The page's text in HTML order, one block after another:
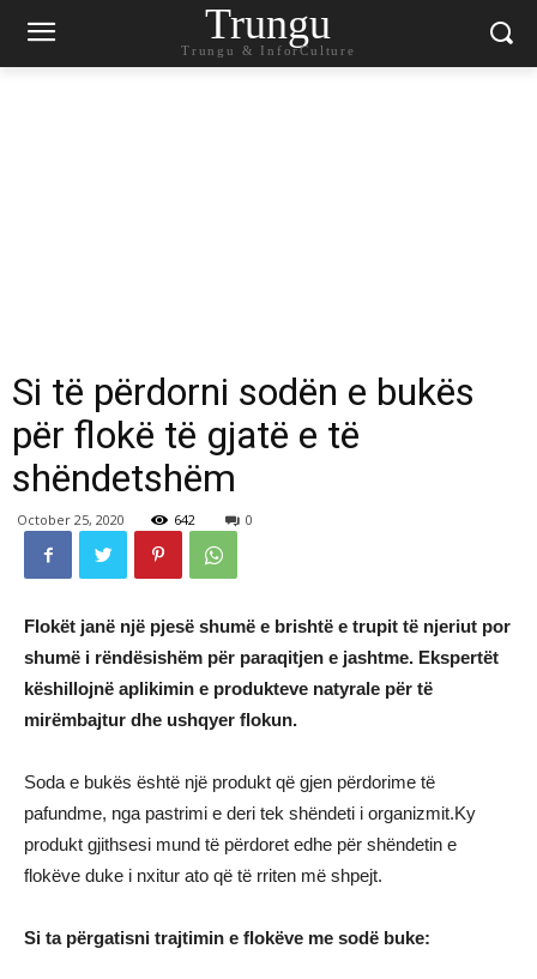
Trungu
Trungu & InforCulture
Si të përdorni sodën e bukës
për flokë të gjatë e të
shëndetshëm
October 25, 2020 642 0
Flokët janë një pjesë shumë e brishtë e trupit të njeriut por
shumë i rëndësishëm për paraqitjen e jashtme. Ekspertët
këshillojnë aplikimin e produkteve natyrale për të
mirëmbajtur dhe ushqyer flokun.
Soda e bukës është një produkt që gjen përdorime të
pafundme, nga pastrimi e deri tek shëndeti i organizmit.Ky
produkt gjithsesi mund të përdoret edhe për shëndetin e
flokëve duke i nxitur ato që të rriten më shpejt.
Si ta përgatisni trajtimin e flokëve me sodë buke: